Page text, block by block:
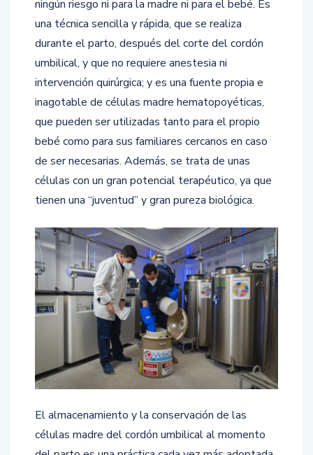
ningún riesgo ni para la madre ni para el bebé. Es
una técnica sencilla y rápida, que se realiza
durante el parto, después del corte del cordón
umbilical, y que no requiere anestesia ni
intervención quirúrgica; y es una fuente propia e
inagotable de células madre hematopoyéticas,
que pueden ser utilizadas tanto para el propio
bebé como para sus familiares cercanos en caso
de ser necesarias. Además, se trata de unas
células con un gran potencial terapéutico, ya que
tienen una “juventud” y gran pureza biológica.
El almacenamiento y la conservación de las
células madre del cordón umbilical al momento